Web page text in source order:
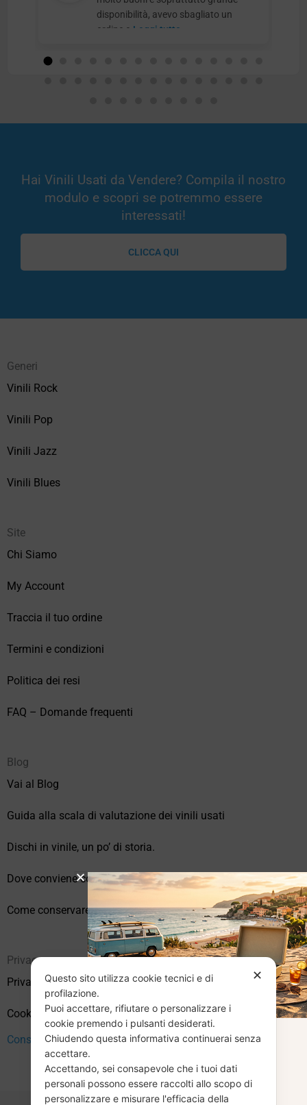
disponibilità, avevo sbagliato un
ordine e Leggi tutto
Hai Vinili Usati da Vendere? Compila il nostro
modulo e scopri se potremmo essere
interessati!
CLICCA QUI
Generi
Vinili Rock
Vinili Pop
Vinili Jazz
Vinili Blues
Site
Chi Siamo
My Account
Traccia il tuo ordine
Termini e condizioni
Politica dei resi
FAQ – Domande frequenti
Blog
Vai al Blog
Guida alla scala di valutazione dei vinili usati
Dischi in vinile, un po’ di storia.
Dove conviene comprare vinili online?
Come conservare correttamente i vinili usati
Privacy
Privacy Policy
Cookie Policy (UE)
Consenso
✕
Questo sito utilizza cookie tecnici e di
profilazione.
Puoi accettare, rifiutare o personalizzare i
cookie premendo i pulsanti desiderati.
Chiudendo questa informativa continuerai senza
accettare.
Accettando, sei consapevole che i tuoi dati
personali possono essere raccolti allo scopo di
personalizzare e misurare l'efficacia della
CHIUSURA
ESTIVA